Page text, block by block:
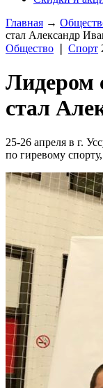
Главная →
стал Александр
Общество
Спорт
Лидером
стал
25-26 апреля в г.
по гиревому